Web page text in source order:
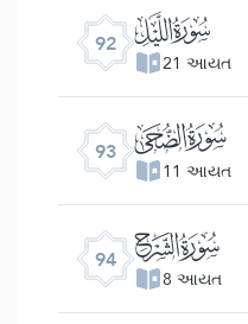
92 ﰉ
21 આયત
93 ﰊ
11 આયત
94 ﰋ
8 આયત